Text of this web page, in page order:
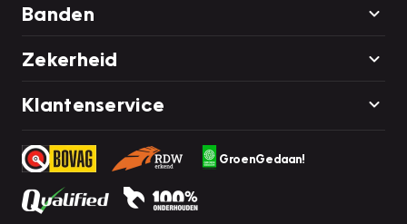
Banden
Zekerheid
Klantenservice
GroenGedaan!